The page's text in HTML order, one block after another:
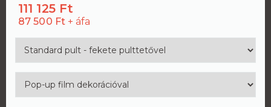
111 125 Ft
87 500 Ft